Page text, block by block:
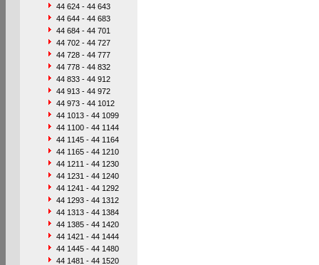
44 624 - 44 643
44 644 - 44 683
44 684 - 44 701
44 702 - 44 727
44 728 - 44 777
44 778 - 44 832
44 833 - 44 912
44 913 - 44 972
44 973 - 44 1012
44 1013 - 44 1099
44 1100 - 44 1144
44 1145 - 44 1164
44 1165 - 44 1210
44 1211 - 44 1230
44 1231 - 44 1240
44 1241 - 44 1292
44 1293 - 44 1312
44 1313 - 44 1384
44 1385 - 44 1420
44 1421 - 44 1444
44 1445 - 44 1480
44 1481 - 44 1520